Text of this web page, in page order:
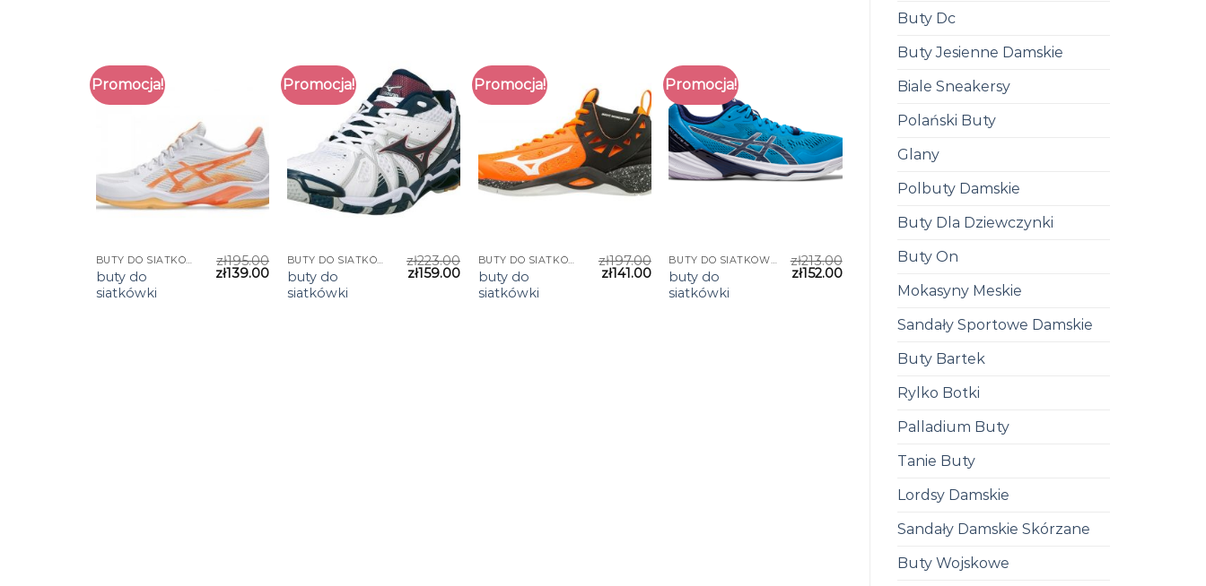
Buty Dc
Buty Jesienne Damskie
Biale Sneakersy
Polański Buty
Glany
Polbuty Damskie
Buty Dla Dziewczynki
Buty On
Mokasyny Meskie
Sandały Sportowe Damskie
Buty Bartek
Rylko Botki
Palladium Buty
Tanie Buty
Lordsy Damskie
Sandały Damskie Skórzane
Buty Wojskowe
Promocja!
BUTY DO SIATKÓWKI
buty do
siatkówki
zł195.00
zł139.00
Promocja!
BUTY DO SIATKÓWKI
buty do
siatkówki
zł223.00
zł159.00
Promocja!
BUTY DO SIATKÓWKI
buty do
siatkówki
zł197.00
zł141.00
Promocja!
BUTY DO SIATKÓWKI
buty do
siatkówki
zł213.00
zł152.00